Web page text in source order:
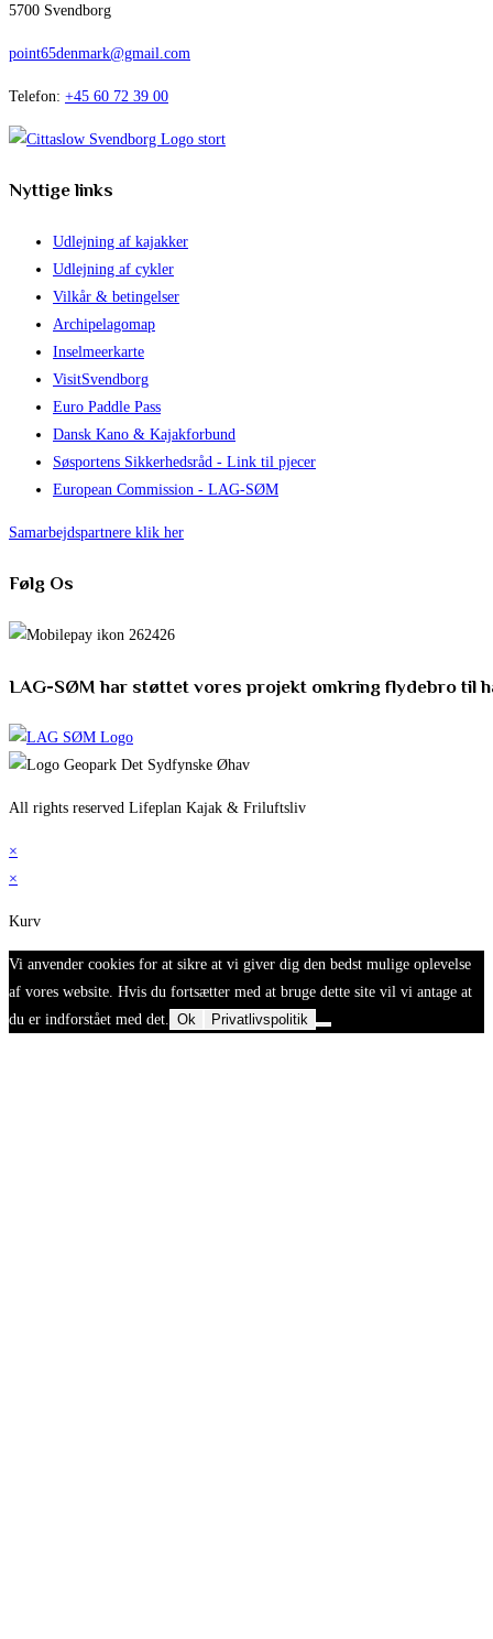
5700 Svendborg
point65denmark@gmail.com
Telefon: +45 60 72 39 00
Nyttige links
Udlejning af kajakker
Udlejning af cykler
Vilkår & betingelser
Archipelagomap
Inselmeerkarte
VisitSvendborg
Euro Paddle Pass
Dansk Kano & Kajakforbund
Søsportens Sikkerhedsråd - Link til pjecer
European Commission - LAG-SØM
Samarbejdspartnere klik her
Følg Os
LAG-SØM har støttet vores projekt omkring flydebro til
All rights reserved Lifeplan Kajak & Friluftsliv
×
×
Kurv
Vi anvender cookies for at sikre at vi giver dig den bedst mulige oplevelse
af vores website. Hvis du fortsætter med at bruge dette site vil vi antage at
du er indforstået med det. Ok Privatlivspolitik